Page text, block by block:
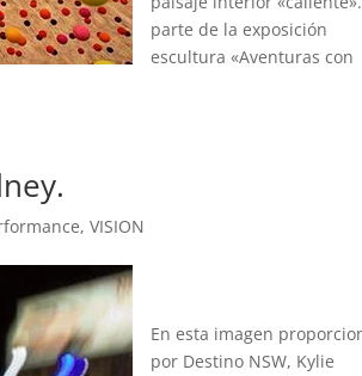
parte de la exposición
escultura «Aventuras con
,VISION
En esta imagen
por Destino NSW, Kylie